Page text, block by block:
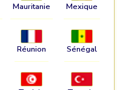
Mauritanie Mexique
Réunion Sénégal